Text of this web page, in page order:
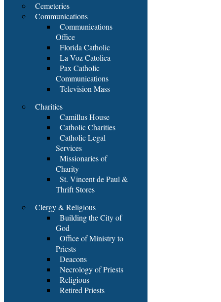
Cemeteries
Communications
Communications
Office
Florida Catholic
La Voz Catolica
Pax Catholic
Communications
Television Mass
Charities
Camillus House
Catholic Charities
Catholic Legal
Services
Missionaries of
Charity
St. Vincent de Paul &
Thrift Stores
Clergy & Religious
Building the City of
God
Office of Ministry to
Priests
Deacons
Necrology of Priests
Religious
Retired Priests